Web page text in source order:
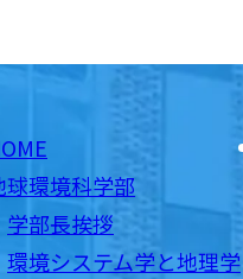
球環境科学部
学部長挨拶
環境システム学と地理学